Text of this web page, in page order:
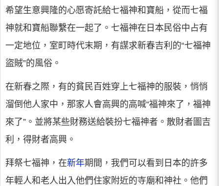
希望生意興隆的心愿寄託給七福神和寶船，從而七福
神就和寶船聯繫在一起了。七福神在日本民俗中占有
一定地位，室町時代末期，有謀求新春吉利的“七福神
盜賊”的風俗。
在新春之際，有的貧民百姓穿上七福神的服裝，悄悄
溜倒他人家中，那家人會高興的高喊“福神來了，福神
來了”。並將某些財務送給裝扮七福神者。散財者圖吉
利，得財者高興。
拜祭七福神，在新年期間，我們可以看到日本的許多
年輕人和老人出入他們住家附近的寺廟和神社。他們